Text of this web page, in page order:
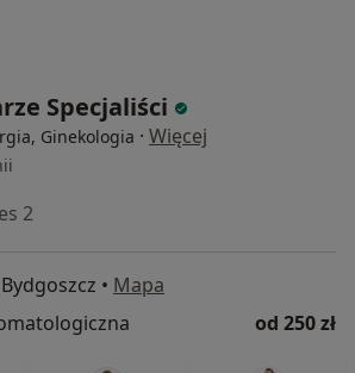
Specjaliści
Ginekologia · Więcej
2
• Mapa
od 250 zł